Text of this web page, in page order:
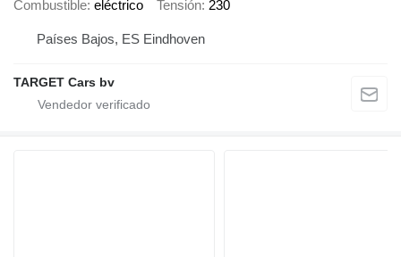
Combustible eléctrico Tensión 230
Países Bajos, ES Eindhoven
TARGET Cars bv